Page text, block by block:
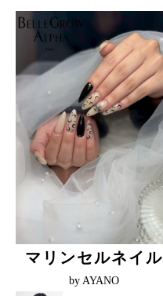
マリンセルネイル
by AYANO